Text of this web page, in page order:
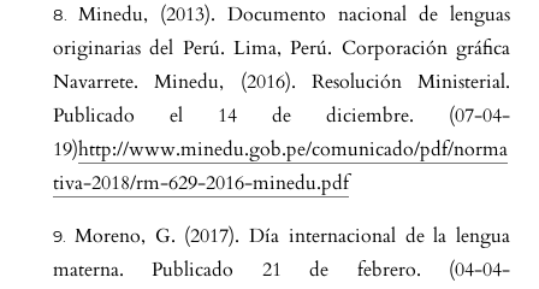
Minedu, (2013). Documento nacional de lenguas
originarias del Perú. Lima, Perú. Corporación gráfica
Navarrete. Minedu, (2016). Resolución Ministerial.
Publicado el 14 de diciembre. (07-04-
19)http://www.minedu.gob.pe/comunicado/pdf/norma
tiva-2018/rm-629-2016-minedu.pdf
Moreno, G. (2017). Día internacional de la lengua
materna. Publicado 21 de febrero. (04-04-